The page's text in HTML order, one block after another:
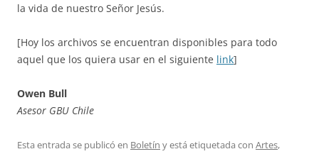
la vida de nuestro Señor Jesús.
[Hoy los archivos se encuentran disponibles para todo
aquel que los quiera usar en el siguiente link]
Owen Bull
Asesor GBU Chile
Esta entrada se publicó en Boletín y está etiquetada con Artes,